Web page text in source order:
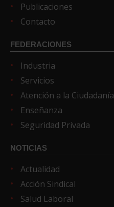
Publicaciones
Contacto
FEDERACIONES
Industria
Servicios
Atención a la Ciudadanía
Enseñanza
Seguridad Privada
NOTICIAS
Actualidad
Acción Sindical
Salud Laboral